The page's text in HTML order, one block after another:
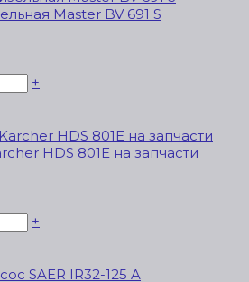
Master BV 691 S
+
HDS 801E на запчасти
+